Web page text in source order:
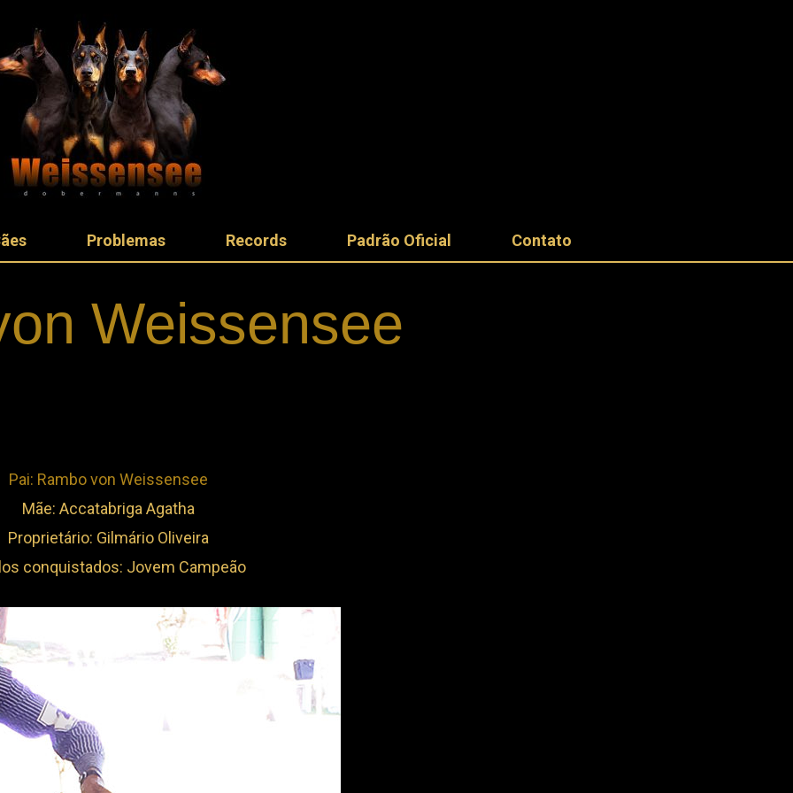
Problemas Records Padrão Oficial Contato
Weissensee
Pai: Rambo von Weissensee
Mãe: Accatabriga Agatha
Proprietário: Gilmário Oliveira
conquistados: Jovem Campeão